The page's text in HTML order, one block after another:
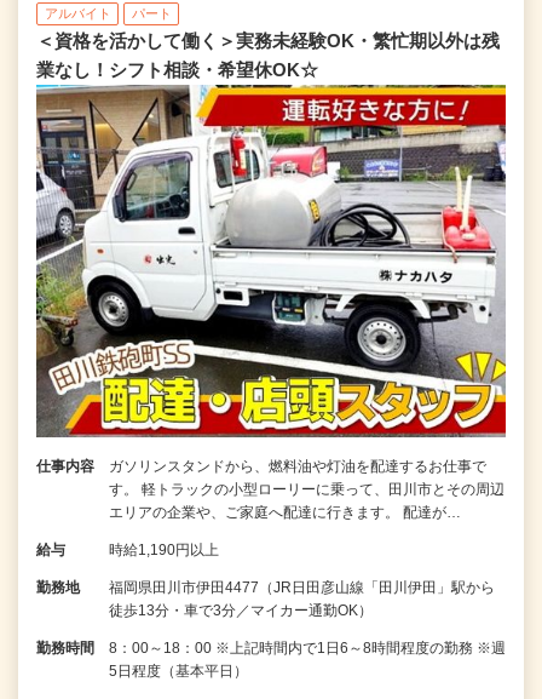
アルバイト パート
＜資格を活かして働く＞実務未経験OK・繁忙期以外は残
業なし！シフト相談・希望休OK☆
仕事内容
ガソリンスタンドから、燃料油や灯油を配達するお仕事で
す。 軽トラックの小型ローリーに乗って、田川市とその周辺
エリアの企業や、ご家庭へ配達に行きます。 配達が…
給与 時給1,190円以上
勤務地
福岡県田川市伊田4477（JR日田彦山線「田川伊田」駅から
徒歩13分・車で3分／マイカー通勤OK）
勤務時間
8：00～18：00 ※上記時間内で1日6～8時間程度の勤務 ※週
5日程度（基本平日）